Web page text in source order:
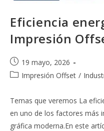
Eficiencia
Impresión
Publicación
de
19 mayo, 2026
Categoría
la
entrada:
Impresión Offset /
Temas que veremos La
en uno de los factores más
gráfica moderna.En este